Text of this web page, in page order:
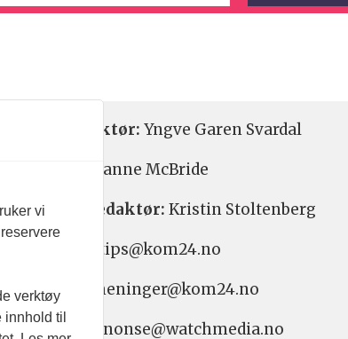
Nyhetsredaktør: Yngve Garen Svardal
Hanne McBride
Ansvarlig redaktør: Kristin Stoltenberg
Nyhetstips: tips@kom24.no
Meninger: meninger@kom24.no
Annonse: annonse@watchmedia.no
vi
verktøy
til